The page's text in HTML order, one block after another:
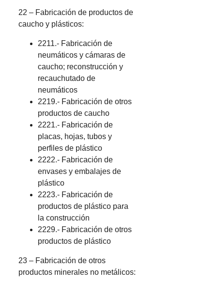
22 – Fabricación de productos de
caucho y plásticos:
2211.- Fabricación de
neumáticos y cámaras de
caucho; reconstrucción y
recauchutado de
neumáticos
2219.- Fabricación de otros
productos de caucho
2221.- Fabricación de
placas, hojas, tubos y
perfiles de plástico
2222.- Fabricación de
envases y embalajes de
plástico
2223.- Fabricación de
productos de plástico para
la construcción
2229.- Fabricación de otros
productos de plástico
23 – Fabricación de otros
productos minerales no metálicos: